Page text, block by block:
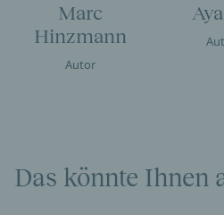
Marc
Hinzmann
Autor
Das könnte Ihnen